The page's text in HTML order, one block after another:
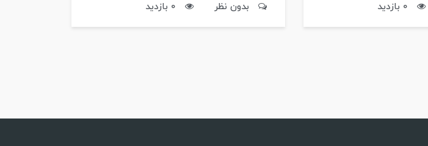
0 بازدید بدون نظر 0 بازدید